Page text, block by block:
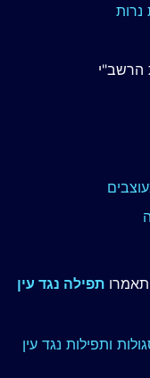
הרשב"י
תפילה נגד עין
ותפילות נגד עין